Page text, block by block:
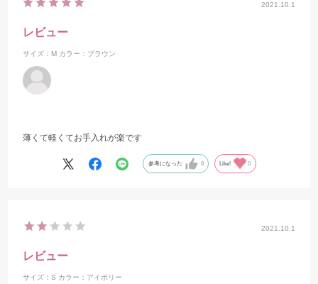
2021.10.1
レビュー
サイズ：M カラー：ブラウン
薄くて軽くてお手入れが楽です
参考になった 0 Like! 0
2021.10.1
レビュー
サイズ：S カラー：アイボリー